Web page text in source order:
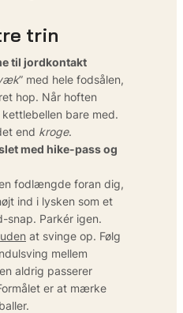
trin
til jordkontakt
” med hele fodsålen,
hop. Når hoften
bare med.
end kroge.
med hike-pass og
fodlængde foran dig,
ind i lysken som et
snap. Parkér igen.
uden at svinge op. Følg
mellem
aldrig passerer
er at mærke